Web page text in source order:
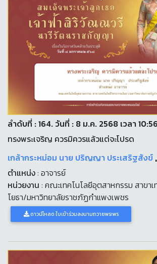
ลำดับที่ : 164. วันที่ : 8 ม.ค. 2568 เวลา
ทรงพระเจริญ ควรมิควรแล้วแต่จะโปรด
เกล้ากระหม่อม นาย ปริญญา ประเสริฐสังข์
ตำแหน่ง: อาจารย์
หน่วยงาน : คณะเทคโนโลยีอุตสาหกรรม สาขา
โยธา/มหาวิทยาลัยราชภัฏกำแพงเพชร
ดาวน์โหลด ใบเข้าร่วมลงนามถวายพระพร